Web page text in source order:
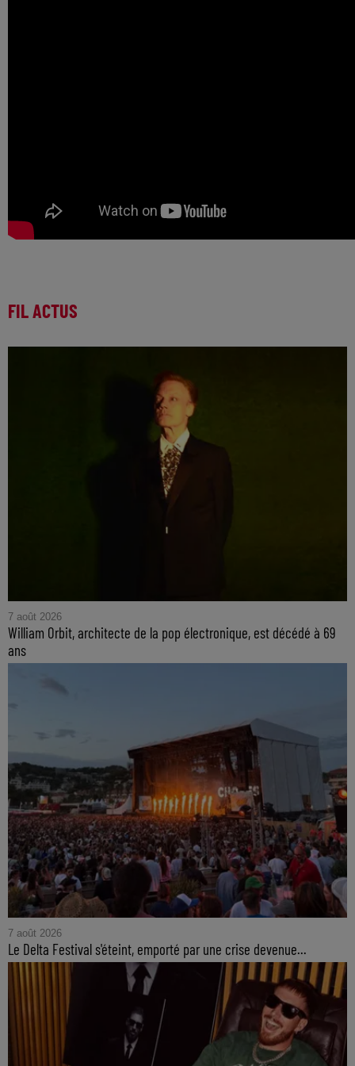
FIL ACTUS
7 août 2026
William Orbit, architecte de la pop électronique, est décédé à 69
ans
7 août 2026
Le Delta Festival s'éteint, emporté par une crise devenue...